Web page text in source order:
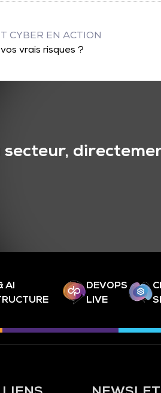
CYBER EN ACTION
vrais risques ?
AI
DEVOPS
LIVE